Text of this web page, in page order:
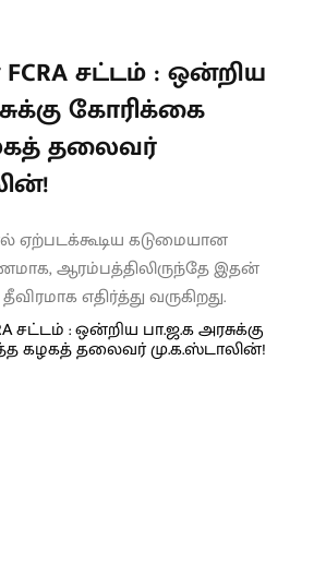
சட்டம் : ஒன்றிய
கோரிக்கை
தலைவர்
ஏற்படக்கூடிய கடுமையான
ஆரம்பத்திலிருந்தே இதன்
எதிர்த்து வருகிறது.